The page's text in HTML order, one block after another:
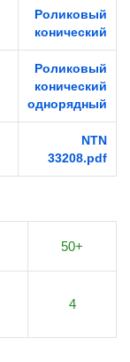
Роликовый
конический
Роликовый
конический
однорядный
NTN
33208.pdf
50+
4